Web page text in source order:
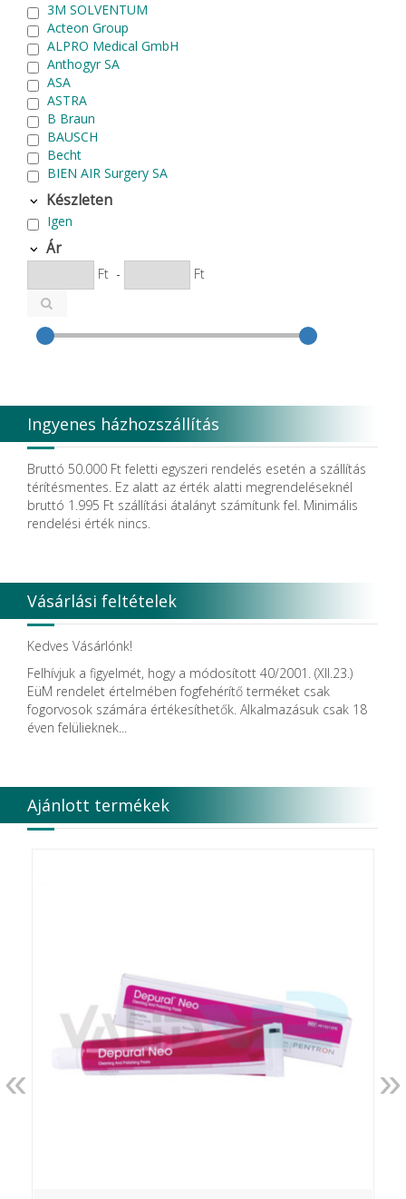
3M SOLVENTUM
Acteon Group
ALPRO Medical GmbH
Anthogyr SA
ASA
ASTRA
B Braun
BAUSCH
Becht
BIEN AIR Surgery SA
Bode Chemie
Cardex
Carlo de Giorgi srl
CATTANI SpA
CAVEX
Cefla S.C.
CEMM Dental High Tech Ltd.
Coxo Medical Instrument Co. Ltd.
Degradable Solutions AG
DELTA RT.
Dendia GmbH
DenMat Holdings, LLC
Dental Film srl.
Dental Pacific
Dentis
Dentsply Sirona
Detax
DFS
DIADENT
DIRECTA AB
Discus Dental PHILIPS
DISPOTECH S.r.l.
DKL
DUX
Edelweiss Dentistry Products GmbH
Edenta
Fairfax Dental Ltd.
FERROKEMIA
FERTISOL
FKG Dentaire
FUSSEN
G.C.FUJI
Készleten
Igen
Ár
Ft - Ft
Ingyenes házhozszállítás
Bruttó 50.000 Ft feletti egyszeri rendelés esetén a szállítás
térítésmentes. Ez alatt az érték alatti megrendeléseknél
bruttó 1.995 Ft szállítási átalányt számítunk fel. Minimális
rendelési érték nincs.
Vásárlási feltételek
Kedves Vásárlónk!
Felhívjuk a figyelmét, hogy a módosított 40/2001. (XII.23.)
EüM rendelet értelmében fogfehérítő terméket csak
fogorvosok számára értékesíthetők. Alkalmazásuk csak 18
éven felülieknek...
Ajánlott termékek
« »